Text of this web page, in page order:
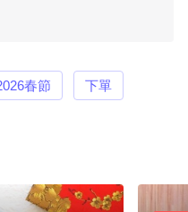
春節 下單